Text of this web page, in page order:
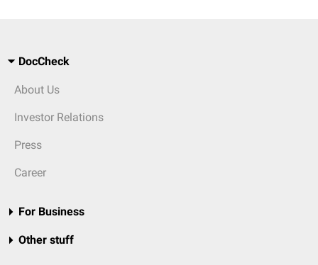
DocCheck
About Us
Investor Relations
Press
Career
For Business
Other stuff